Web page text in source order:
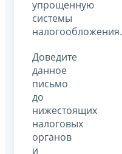
упрощенную
системы
налогообложения.
Доведите
данное
письмо
до
нижестоящих
налоговых
органов
и